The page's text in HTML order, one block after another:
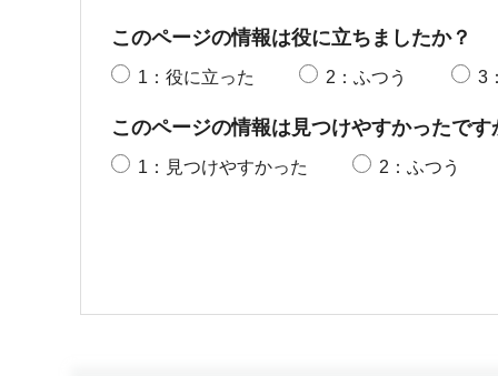
このページの情報は役に立ちましたか？
1：役に立った 2：ふつう 3
このページの情報は見つけやすかったです
1：見つけやすかった 2：ふつう